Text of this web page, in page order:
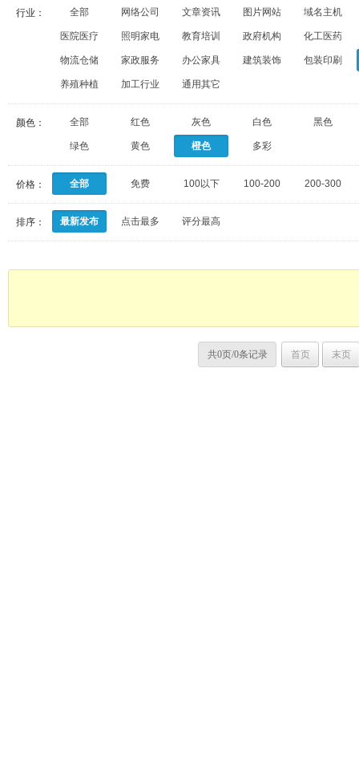
行业： 全部 网络公司 文章资讯 图片网站 域名主机
医院医疗 照明家电 教育培训 政府机构 化工医药
物流仓储 家政服务 办公家具 建筑装饰 包装印刷
养殖种植 加工行业 通用其它
颜色： 全部 红色 灰色 白色 黑色
绿色 黄色 橙色 多彩
价格： 全部 免费 100以下 100-200 200-300
排序： 最新发布 点击最多 评分最高
共0页/0条记录 首页 末页